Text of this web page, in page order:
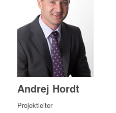
Andrej Hordt
Projektleiter